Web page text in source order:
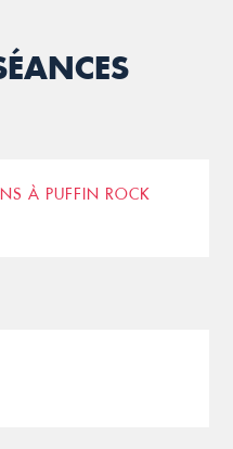
À PUFFIN ROCK